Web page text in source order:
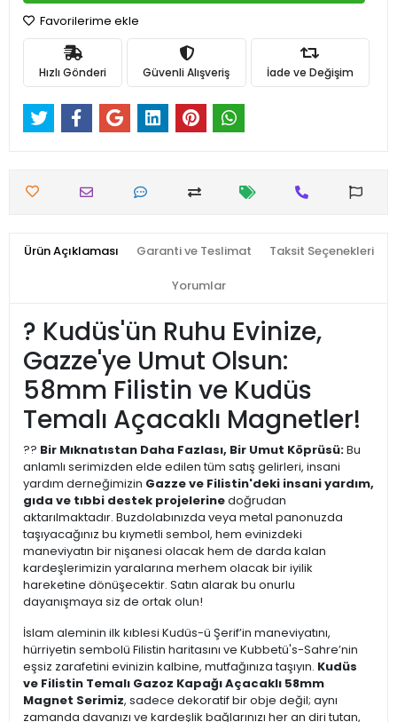
Favorilerime ekle
Hızlı Gönderi Güvenli Alışveriş İade ve Değişim
Ürün Açıklaması Garanti ve Teslimat Taksit Seçenekleri
Yorumlar
? Kudüs'ün Ruhu Evinize,
Gazze'ye Umut Olsun:
58mm Filistin ve Kudüs
Temalı Açacaklı Magnetler!
?? Bir Mıknatıstan Daha Fazlası, Bir Umut Köprüsü:Bu
anlamlı serimizden elde edilen tüm satış gelirleri, insani
yardım derneğimizin Gazze ve Filistin'deki insani yardım,
gıda ve tıbbi destek projelerinedoğrudan
aktarılmaktadır. Buzdolabınızda veya metal panonuzda
taşıyacağınız bu kıymetli sembol, hem evinizdeki
maneviyatın bir nişanesi olacak hem de darda kalan
kardeşlerimizin yaralarına merhem olacak bir iyilik
hareketine dönüşecektir. Satın alarak bu onurlu
dayanışmaya siz de ortak olun!
İslam aleminin ilk kıblesi Kudüs-ü Şerif’in maneviyatını,
hürriyetin sembolü Filistin haritasını ve Kubbetü's-Sahre’nin
eşsiz zarafetini evinizin kalbine, mutfağınıza taşıyın. Kudüs
ve Filistin Temalı Gazoz Kapağı Açacaklı 58mm
Magnet Serimiz, sadece dekoratif bir obje değil; aynı
zamanda davanızı ve kardeşlik bağlarınızı her an diri tutan,